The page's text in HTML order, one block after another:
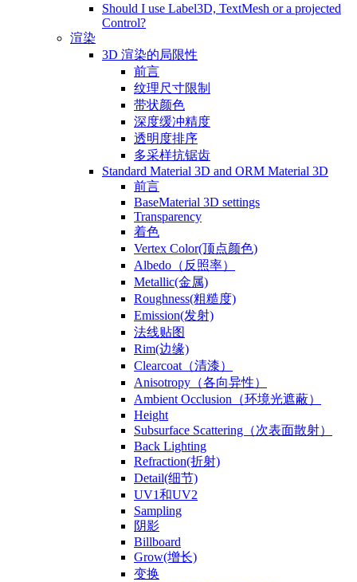
Should I use Label3D, TextMesh or a projected
Control?
渲染
3D 渲染的局限性
前言
纹理尺寸限制
带状颜色
深度缓冲精度
透明度排序
多采样抗锯齿
Standard Material 3D and ORM Material 3D
前言
BaseMaterial 3D settings
Transparency
着色
Vertex Color(顶点颜色)
Albedo（反照率）
Metallic(金属)
Roughness(粗糙度)
Emission(发射)
法线贴图
Rim(边缘)
Clearcoat（清漆）
Anisotropy（各向异性）
Ambient Occlusion（环境光遮蔽）
Height
Subsurface Scattering（次表面散射）
Back Lighting
Refraction(折射)
Detail(细节)
UV1和UV2
Sampling
阴影
Billboard
Grow(增长)
变换